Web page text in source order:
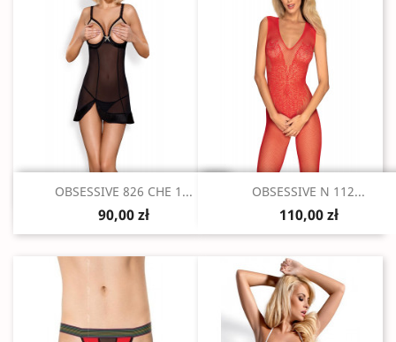
Szybki podgląd
OBSESSIVE 826 CHE 1...
90,00 zł
Szybki podgląd
OBSESSIVE N 112...
110,00 zł